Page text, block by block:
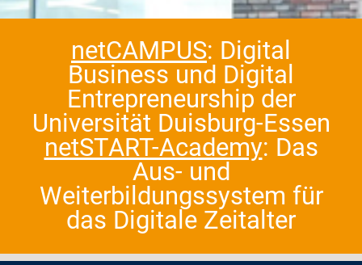
netCAMPUS: Digital
Business und Digital
Entrepreneurship der
Universität Duisburg-Essen
netSTART-Academy: Das
Aus- und
Weiterbildungssystem für
das Digitale Zeitalter